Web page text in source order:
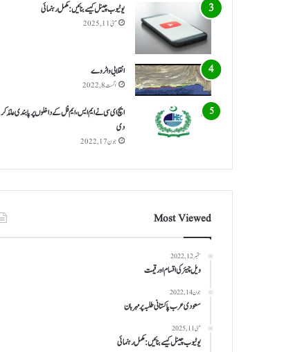
یوٹیوب چینل کیسے بنائیں: مکمل رہنمائی
مئی 11, 2025
انقلابی واٹر وے
اگست 8, 2022
ایچ ای سی نے ایم ایس، ایم فل کے داخلوں پر پابندی عائد کر
دی
جون 17, 2022
Most Viewed
ستمبر 12, 2022
ویل چیئر کی اقسام اور قیمت
جون 14, 2022
سعودی عرب پاکستانی طلبہ پر مہربان
مئی 11, 2025
یوٹیوب چینل کیسے بنائیں: مکمل رہنمائی